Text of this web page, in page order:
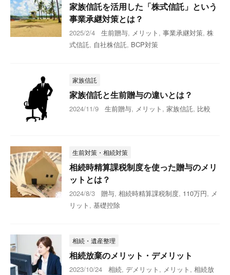
家族信託を活用した「株式信託」という
事業承継対策とは？
2025/2/4 生前贈与, メリット , 事業承継対策, 株
式信託, 自社株信託, BCP対策
家族信託
家族信託と生前贈与の違いとは？
2024/11/9 生前贈与, メリット , 家族信託, 比較
生前対策・相続対策
相続時精算課税制度を使った贈与のメリ
ットとは？
2024/8/3 贈与, 相続時精算課税制度, 110万円, メ
リット , 基礎控除
相続・遺産整理
相続放棄のメリット・デメリット
2023/10/24 相続, デメリット , メリット , 相続放